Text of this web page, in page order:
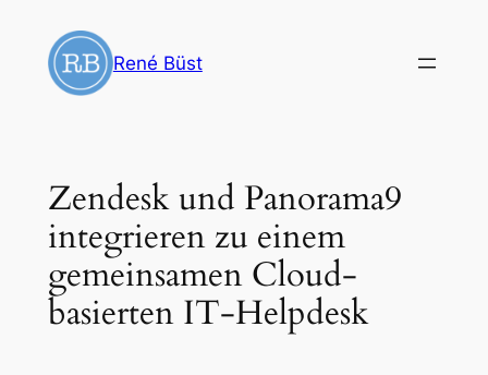
Inhalt
springen
René Büst
Zendesk und Panorama9
integrieren zu einem
gemeinsamen Cloud-
basierten IT-Helpdesk